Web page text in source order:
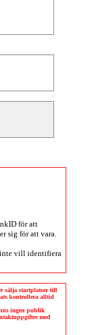
för att
sig för att vara.
inte vill identifiera
sälja startplatser till
kontrollera alltid
ingen publik
med